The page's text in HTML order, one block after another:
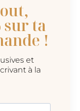
sur ta
!
et
à la